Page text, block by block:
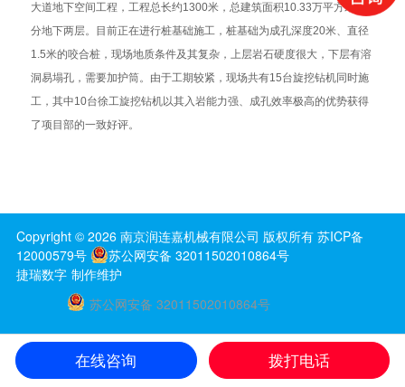
大道地下空间工程，工程总长约1300米，总建筑面积10.33万平方米，
分地下两层。目前正在进行桩基础施工，桩基础为成孔深度20米、直径
1.5米的咬合桩，现场地质条件及其复杂，上层岩石硬度很大，下层有溶
洞易塌孔，需要加护筒。由于工期较紧，现场共有15台旋挖钻机同时施
工，其中10台徐工旋挖钻机以其入岩能力强、成孔效率极高的优势获得
了项目部的一致好评。
Copyright © 2026 南京润连嘉机械有限公司 版权所有 苏ICP备
12000579号
苏公网安备 32011502010864号
捷瑞数字 制作维护
苏公网安备 32011502010864号
在线咨询 拨打电话